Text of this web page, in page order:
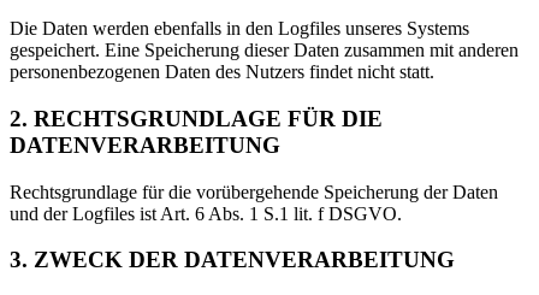
Die Daten werden ebenfalls in den Logfiles unseres Systems
gespeichert. Eine Speicherung dieser Daten zusammen mit anderen
personenbezogenen Daten des Nutzers findet nicht statt.
2. RECHTSGRUNDLAGE FÜR DIE
DATENVERARBEITUNG
Rechtsgrundlage für die vorübergehende Speicherung der Daten
und der Logfiles ist Art. 6 Abs. 1 S.1 lit. f DSGVO.
3. ZWECK DER DATENVERARBEITUNG